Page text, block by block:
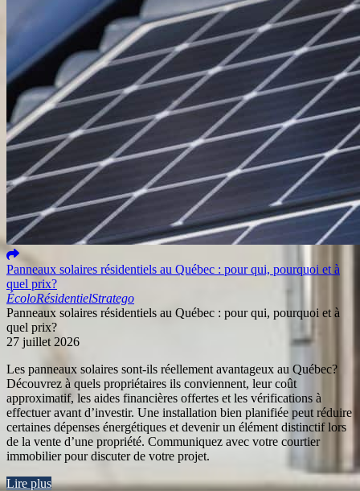
Panneaux solaires résidentiels au Québec : pour qui, pourquoi et à
quel prix?
ÉcoloRésidentielStratego
Panneaux solaires résidentiels au Québec : pour qui, pourquoi et à
quel prix?
27 juillet 2026
Les panneaux solaires sont-ils réellement avantageux au Québec?
Découvrez à quels propriétaires ils conviennent, leur coût
approximatif, les aides financières offertes et les vérifications à
effectuer avant d’investir. Une installation bien planifiée peut réduire
certaines dépenses énergétiques et devenir un élément distinctif lors
de la vente d’une propriété. Communiquez avec votre courtier
immobilier pour discuter de votre projet.
Lire plus